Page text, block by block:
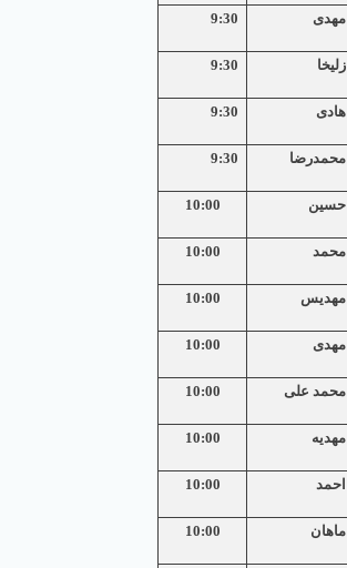
مهدی 9:30
زلیخا 9:30
هادی 9:30
محمدرضا 9:30
حسین 10:00
محمد 10:00
مهدیس 10:00
مهدی 10:00
محمد علی 10:00
مهدیه 10:00
احمد 10:00
ماهان 10:00